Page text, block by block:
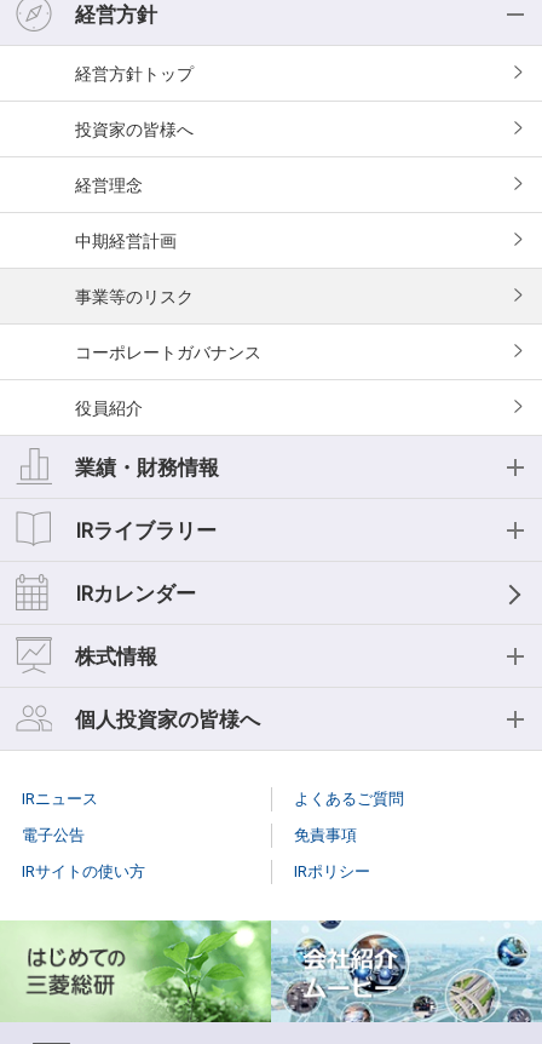
経営方針
経営方針
投資家の皆様へ
経営理念
中期経営計画
事業等のリスク
コーポレートガバナンス
役員紹介
業績・財務情報
業績・財務情報
業績ハイライト
キャッシュフロー
セグメント情報
IRライブラリー
IRライブラリー
IR資料一覧
決算説明会
スモールミーティング/事業説明会
有価証券報告書
株主様向け報告書
三菱総研グループレポート
IRカレンダー
株式情報
株式情報
株主総会
株式事務手続き
配当情報
株価情報（Yahoo!ファイナンス）
個人投資家の皆様へ
個人投資家説明会
当社株主になるメリット
三菱総研のあゆみ
IRニュース
よくあるご質問
電子公告
免責事項
IRサイトの使い方
IRポリシー